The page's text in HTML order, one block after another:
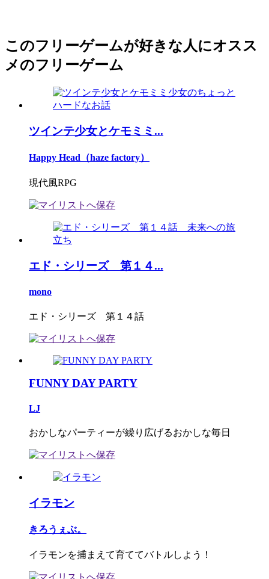
このフリーゲームが好きな人にオスス
メのフリーゲーム
ツインテ少女とケモミミ...
Happy Head（haze factory）
現代風RPG
エド・シリーズ 第１４...
mono
エド・シリーズ 第１４話
FUNNY DAY PARTY
LJ
おかしなパーティーが繰り広げるおかしな毎日
イラモン
きろうぇぶ。
イラモンを捕まえて育ててバトルしよう！